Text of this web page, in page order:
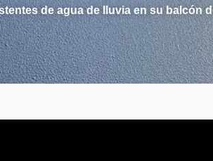
de agua de lluvia en su balcón